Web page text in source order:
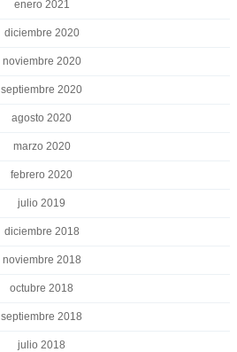
enero 2021
diciembre 2020
noviembre 2020
septiembre 2020
agosto 2020
marzo 2020
febrero 2020
julio 2019
diciembre 2018
noviembre 2018
octubre 2018
septiembre 2018
julio 2018